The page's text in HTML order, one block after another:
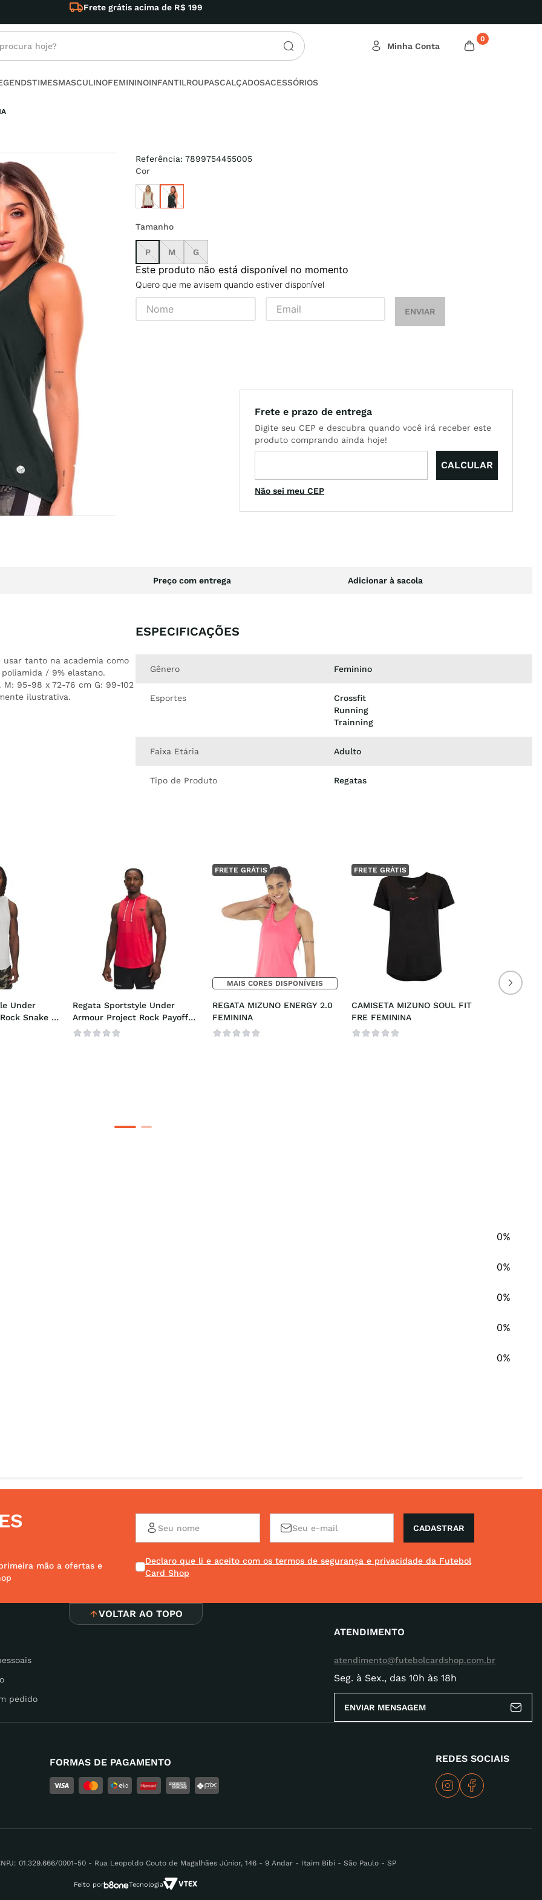
Frete grátis acima de R$ 199
hoje? 0
TIMESMASCULINOFEMININOINFANTILROUPASCALÇADOSACESSÓRIOS
Referência: 7899754455005
Cor
Tamanho
P M G
Este produto não está disponível no momento
Quero que me avisem quando estiver disponível
ENVIAR
Não sei meu CEP
Preço com entrega Adicionar à sacola
usar tanto na academia como
poliamida / 9% elastano.
95-98 x 72-76 cm G: 99-102
ilustrativa.
ESPECIFICAÇÕES
Gênero Feminino
Esportes
Crossfit
Running
Trainning
Faixa Etária Adulto
Tipo de Produto Regatas
Under
Snake
Regata Sportstyle Under
Armour Project Rock Payoff
Masculina
FRETE GRÁTIS
MAIS CORES DISPONÍVEIS
REGATA MIZUNO ENERGY 2.0
FEMININA
FRETE GRÁTIS
CAMISETA MIZUNO SOUL FIT
FRE FEMININA
0%
0%
0%
0%
0%
mão a ofertas e
CADASTRAR
Declaro que li e aceito com os termos de segurança e privacidade da Futebol
Card Shop
VOLTAR AO TOPO
pedido
ATENDIMENTO
atendimento@futebolcardshop.com.br
Seg. à Sex., das 10h às 18h
ENVIAR MENSAGEM
FORMAS DE PAGAMENTO REDES SOCIAIS
01.329.666/0001-50 - Rua Leopoldo Couto de Magalhães Júnior, 146 - 9 Andar - Itaim Bibi - São Paulo - SP
Feito por Tecnologia
buscados